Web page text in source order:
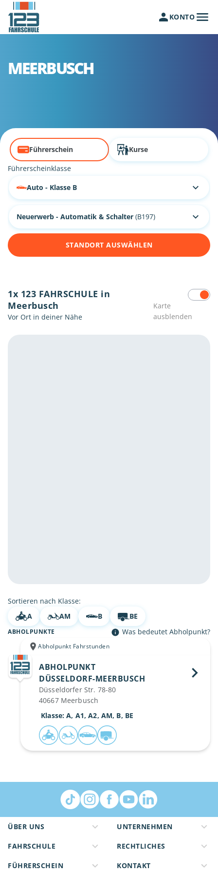
KONTO
MEERBUSCH
Führerschein Kurse
Führerscheinklasse
Auto - Klasse B
Neuerwerb - Automatik & Schalter (B197)
STANDORT AUSWÄHLEN
1x 123 FAHRSCHULE in
Meerbusch
Vor Ort in deiner Nähe
Karte
ausblenden
Sortieren nach Klasse:
A
AM B BE
ABHOLPUNKTE Was bedeutet Abholpunkt?
Abholpunkt Fahrstunden
ABHOLPUNKT
DÜSSELDORF-MEERBUSCH
Düsseldorfer Str. 78-80
40667 Meerbusch
Klasse: A, A1, A2, AM, B, BE
ÜBER UNS
FAHRSCHULE
FÜHRERSCHEIN
UNTERNEHMEN
RECHTLICHES
KONTAKT